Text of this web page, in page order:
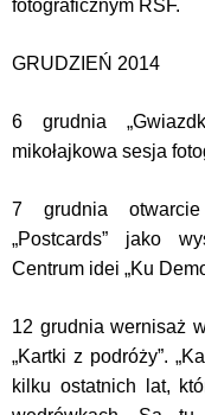
fotograficznym RSF.
GRUDZIEŃ 2014
6 grudnia
mikołajkowa sesja
7 grudnia otwarcie
„Postcards” jako
Centrum idei „Ku
12 grudnia wernisaż
„Kartki z podróży”.
kilku ostatnich lat,